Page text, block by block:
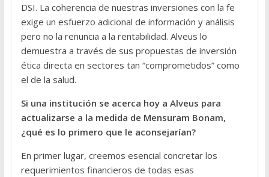
DSI. La coherencia de nuestras inversiones con la fe
exige un esfuerzo adicional de información y análisis
pero no la renuncia a la rentabilidad. Alveus lo
demuestra a través de sus propuestas de inversión
ética directa en sectores tan “comprometidos” como
el de la salud.
Si una institución se acerca hoy a Alveus para
actualizarse a la medida de Mensuram Bonam,
¿qué es lo primero que le aconsejarían?
En primer lugar, creemos esencial concretar los
requerimientos financieros de todas esas